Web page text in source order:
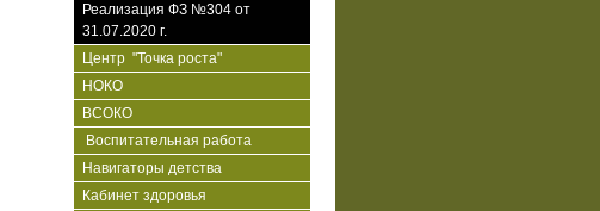
Реализация ФЗ №304 от
31.07.2020 г.
Центр "Точка роста"
НОКО
ВСОКО
Воспитательная работа
Навигаторы детства
Кабинет здоровья